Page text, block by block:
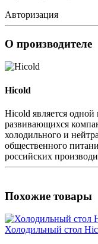
Авторизация
О производителе
Hicold
Hicold является
развивающихся
холодильного и
общественного
российских
Похожие товары
Холодильный стол